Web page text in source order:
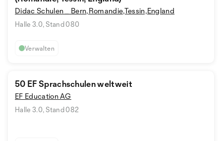
Didac Schulen _ Bern,Romandie,Tessin,England
Halle 3.0, Stand 080
Verwalten
50 EF Sprachschulen weltweit
EF Education AG
Halle 3.0, Stand 082